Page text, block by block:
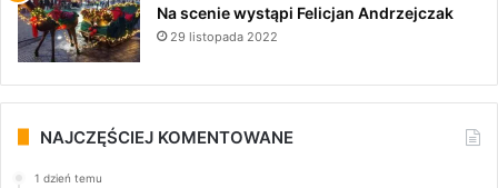
Na scenie wystąpi Felicjan Andrzejczak
29 listopada 2022
NAJCZĘŚCIEJ KOMENTOWANE
1 dzień temu